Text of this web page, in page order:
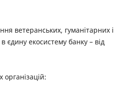
ветеранських, гуманітарних і
в єдину екосистему банку – від